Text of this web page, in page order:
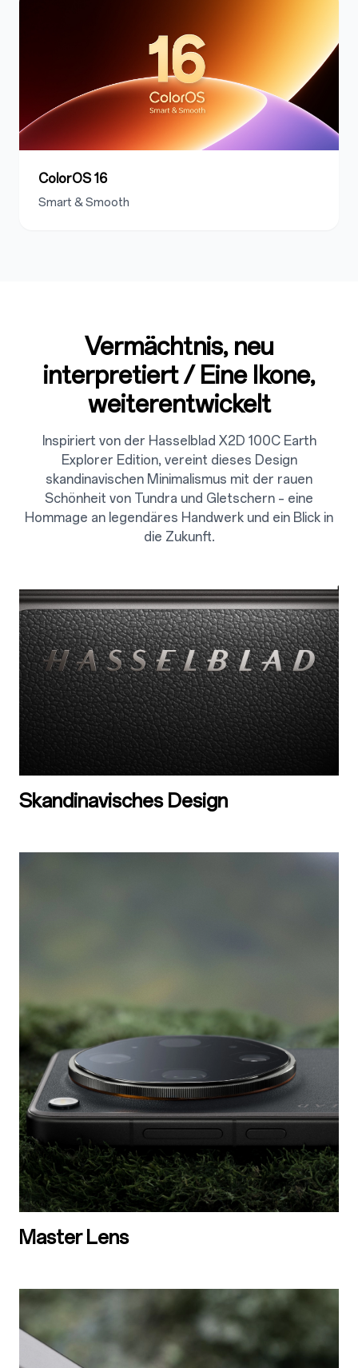
ColorOS 16
Smart & Smooth
Vermächtnis, neu
interpretiert / Eine Ikone,
weiterentwickelt
Inspiriert von der Hasselblad X2D 100C Earth
Explorer Edition, vereint dieses Design
skandinavischen Minimalismus mit der rauen
Schönheit von Tundra und Gletschern – eine
Hommage an legendäres Handwerk und ein Blick in
die Zukunft.
Skandinavisches Design
Master Lens